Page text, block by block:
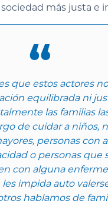
más justa e
que estos actores
equilibrada ni
las familias
de cuidar a niños,
personas con
o personas que
con alguna
impida auto
hablamos de